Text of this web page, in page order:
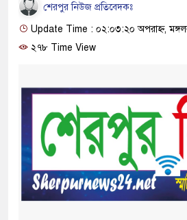
শেরপুর নিউজ প্রতিবেদকঃ
Update Time : ০২:০৩:২০ অপরাহ্ন,
২৭৮ Time View